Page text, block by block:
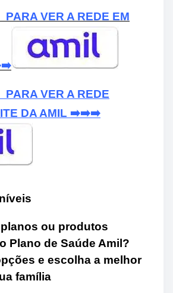
VER A REDE EM
VER A REDE
DA AMIL ➡️➡️➡️
ou produtos
Plano de Saúde Amil?
e escolha a melhor
família